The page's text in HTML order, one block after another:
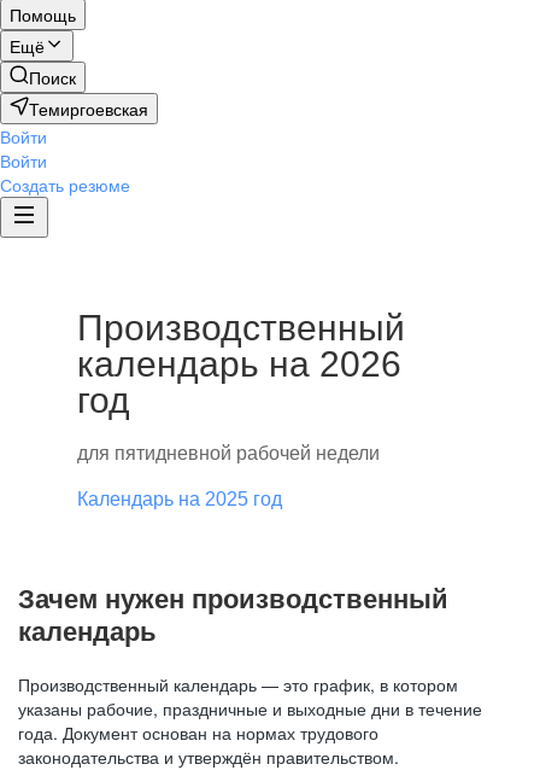
Помощь
Ещё
Поиск
Темиргоевская
Войти
Войти
Создать резюме
Производственный
календарь на 2026
год
для пятидневной рабочей недели
Календарь на 2025 год
Зачем нужен производственный
календарь
Производственный календарь — это график, в котором
указаны рабочие, праздничные и выходные дни в течение
года. Документ основан на нормах трудового
законодательства и утверждён правительством.